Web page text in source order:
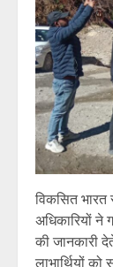
विकसित भारत
अधिकारियों ने
की जानकारी
लाभार्थियों